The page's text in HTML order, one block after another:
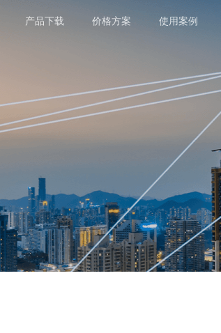
产品下载 价格方案 使用案例